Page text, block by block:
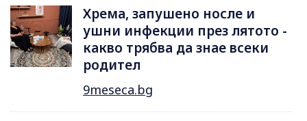
Хрема, запушено носле и
ушни инфекции през лятотo -
какво трябва да знае всеки
родител
9meseca.bg